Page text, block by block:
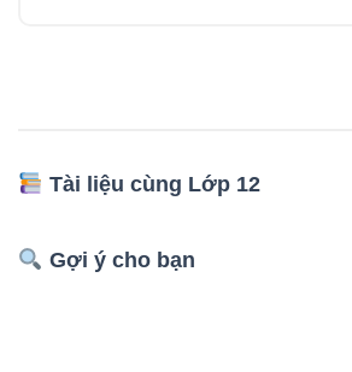
Tài liệu cùng Lớp 12
Gợi ý cho bạn